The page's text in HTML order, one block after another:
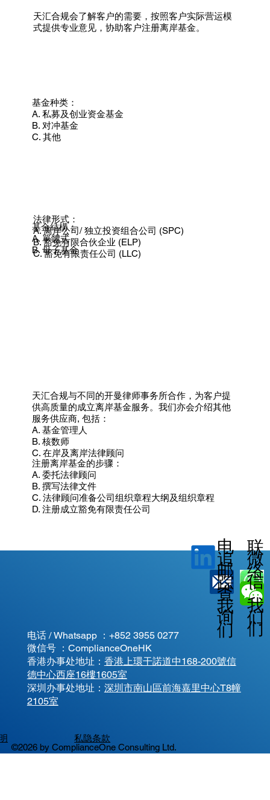
基金种类：
A. 私募及创业资金基金
B. 对冲基金
C. 其他
法律形式：
A. 离岸公司/ 独立投资组合公司 (SPC)
B. 豁免有限合伙企业 (ELP)
C. 豁免有限责任公司 (LLC)
注册离岸基金的步骤：
A. 委托法律顾问
B. 撰写法律文件
C. 法律顾问准备公司组织章程大纲及组织章程
D. 注册成立豁免有限责任公司
天汇合规会了解客户的需要，按照客户实际营运模
式提供专业意见，协助客户注册离岸基金。
天汇合规与不同的开曼律师事务所合作，为客户提
供高质量的成立离岸基金服务。我们亦会介绍其他
服务供应商, 包括：
A. 基金管理人
B. 核数师
C. 在岸及离岸法律顾问
基金結構：
A. 單體式
B. 母子基金
©2026 by ComplianceOne Consulting Ltd.
电话 / Whatsapp ： +852 3955 0277
微信号 ：ComplianceOneHK
香港办事处地址： 香港上環干諾道中168-200號信
德中心西座16樓1605室
​深圳办事处地址： 深圳市南山區前海嘉里中心T8幢
2105室
私隐条款
电
邮
查
询
追
踪
我
们
联
络
我
们
微
信
我
们